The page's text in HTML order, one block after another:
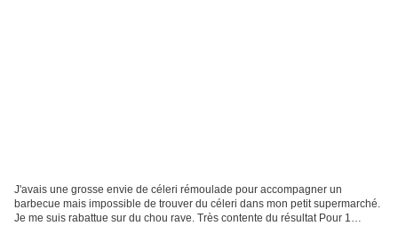
J'avais une grosse envie de céleri rémoulade pour accompagner un
barbecue mais impossible de trouver du céleri dans mon petit supermarché.
Je me suis rabattue sur du chou rave. Très contente du résultat Pour 1